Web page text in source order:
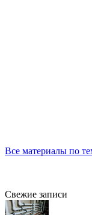
Все материалы по
Свежие записи